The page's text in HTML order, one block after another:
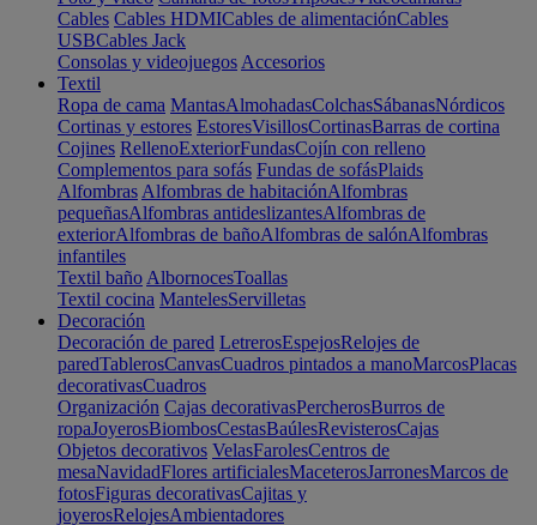
Cables Cables HDMICables de alimentaciónCables
USBCables Jack
Consolas y videojuegos Accesorios
Textil
Ropa de cama MantasAlmohadasColchasSábanasNórdicos
Cortinas y estores EstoresVisillosCortinasBarras de cortina
Cojines RellenoExteriorFundasCojín con relleno
Complementos para sofás Fundas de sofásPlaids
Alfombras Alfombras de habitaciónAlfombras
pequeñasAlfombras antideslizantesAlfombras de
exteriorAlfombras de bañoAlfombras de salónAlfombras
infantiles
Textil baño AlbornocesToallas
Textil cocina MantelesServilletas
Decoración
Decoración de pared LetrerosEspejosRelojes de
paredTablerosCanvasCuadros pintados a manoMarcosPlacas
decorativasCuadros
Organización Cajas decorativasPercherosBurros de
ropaJoyerosBiombosCestasBaúlesRevisterosCajas
Objetos decorativos VelasFarolesCentros de
mesaNavidadFlores artificialesMaceterosJarronesMarcos de
fotosFiguras decorativasCajitas y
joyerosRelojesAmbientadores